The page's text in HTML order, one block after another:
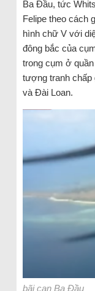
Ba Đầu, tức
Felipe theo cách
hình chữ V với
đông bắc của
trong cụm ở
tượng tranh chấp
và Đài Loan.
bãi cạn Ba Đầu